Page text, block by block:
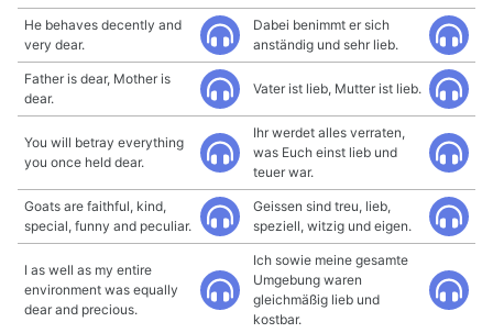
He behaves decently and
very dear.
Dabei benimmt er sich
anständig und sehr lieb.
Father is dear, Mother is
dear.
Vater ist lieb, Mutter ist lieb.
You will betray everything
you once held dear.
Ihr werdet alles verraten,
was Euch einst lieb und
teuer war.
Goats are faithful, kind,
special, funny and peculiar.
Geissen sind treu, lieb,
speziell, witzig und eigen.
I as weIl as my entire
environment was equally
dear and precious.
Ich sowie meine gesamte
Umgebung waren
gleichmäßig lieb und
kostbar.